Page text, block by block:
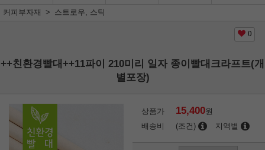
커피부자재
스트로우, 스틱
0
++친환경빨대++11파이 210미리 일자 종이빨대크라프트(개
별포장)
상품가 15,400원
배송비
(조건) 지역별